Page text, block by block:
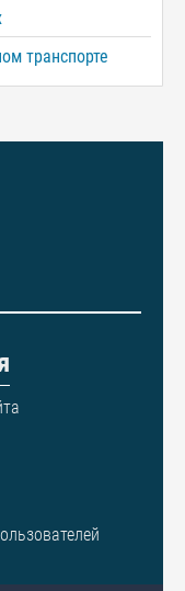
транспорте